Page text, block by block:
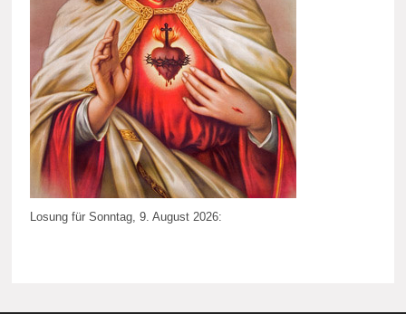
Losung für Sonntag, 9. August 2026: